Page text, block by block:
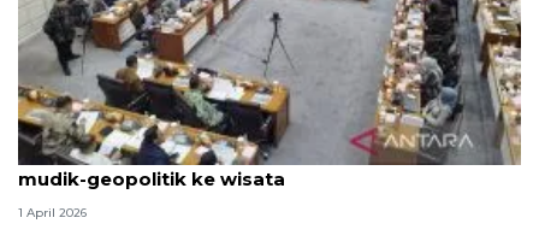
Komisi VII rapat dengan Menpar bahas dampak
mudik-geopolitik ke wisata
1 April 2026